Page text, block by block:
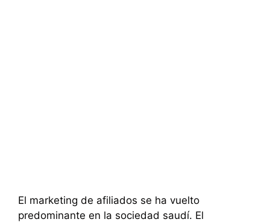
El marketing de afiliados se ha vuelto
predominante en la sociedad saudí. El